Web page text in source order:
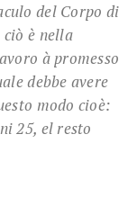
del Corpo di
è nella
à promesso
debbe avere
modo cioè:
25, el resto